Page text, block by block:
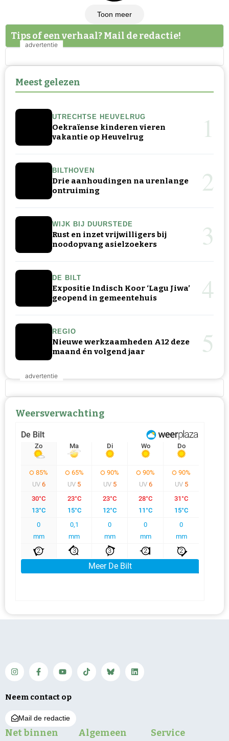
Toon meer
Tips of een verhaal? Mail de redactie!
Meest gelezen
UTRECHTSE HEUVELRUG
Oekraïense kinderen vieren
vakantie op Heuvelrug
1
BILTHOVEN
Drie aanhoudingen na urenlange
ontruiming
2
WIJK BIJ DUURSTEDE
Rust en inzet vrijwilligers bij
noodopvang asielzoekers
3
DE BILT
Expositie Indisch Koor ‘Lagu Jiwa’
geopend in gemeentehuis
4
REGIO
Nieuwe werkzaamheden A12 deze
maand én volgend jaar
5
Weersverwachting
Neem contact op
Mail de redactie
Net binnen Algemeen Service